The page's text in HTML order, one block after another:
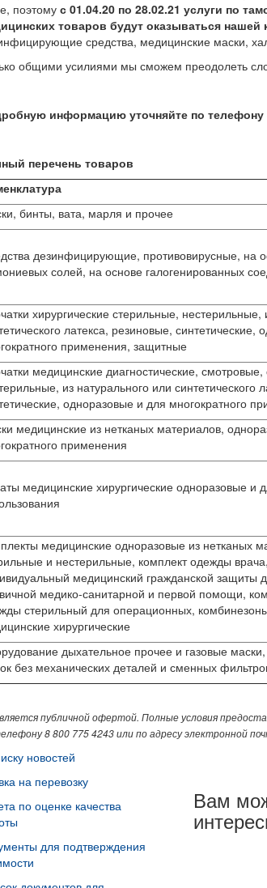
поэтому с 01.04.20 по 28.02.21 услуги по
товаров будут оказываться нашей
средства, медицинские маски,
общими усилиями мы сможем преодолеть
информацию уточняйте по телефону
перечень товаров
бинты, вата, марля и прочее
дезинфицирующие, противовирусные, на
солей, на основе галогенированных
хирургические стерильные, нестерильные,
латекса, резиновые, синтетические,
применения, защитные
медицинские диагностические,
из натурального или синтетического
одноразовые и для многократного
медицинские из нетканых материалов,
применения
медицинские хирургические одноразовые и
медицинские одноразовые из нетканых
и нестерильные, комплект одежды
медицинский гражданской защиты
медико-санитарной и первой помощи,
стерильный для операционных,
хирургические
дыхательное прочее и газовые
без механических деталей и сменных
публичной офертой. Полные условия
8 800 775 4243 или по адресу электронной
новостей
на перевозку
по оценке качества
для подтверждения
Вам